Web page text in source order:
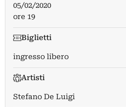
05/02/2020
ore 19
Biglietti
ingresso libero
Artisti
Stefano De Luigi